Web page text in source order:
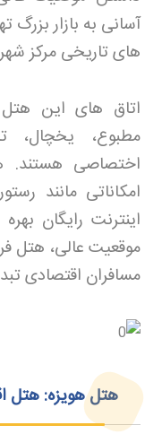
آسانی به بازار بزرگ
های تاریخی مرکز
اتاق های این هتل
مطبوع، یخچال،
اختصاصی هستند.
امکاناتی مانند
اینترنت رایگان
موقعیت عالی، هتل
مسافران اقتصادی
هتل هویزه: هتل